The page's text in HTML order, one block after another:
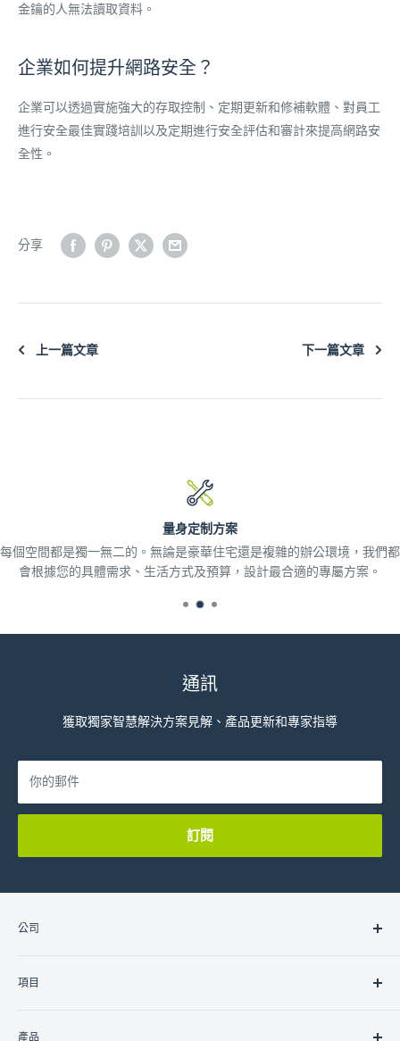
金鑰的人無法讀取資料。
企業如何提升網路安全？
企業可以透過實施強大的存取控制、定期更新和修補軟體、對員工
進行安全最佳實踐培訓以及定期進行安全評估和審計來提高網路安
全性。
分享
上一篇文章 下一篇文章
量身定制方案
每個空間都是獨一無二的。無論是豪華住宅還是複雜的辦公環境，我們都
會根據您的具體需求、生活方式及預算，設計最合適的專屬方案。
通訊
獲取獨家智慧解決方案見解、產品更新和專家指導
你的郵件
訂閱
公司
聯絡我們
項目
產品